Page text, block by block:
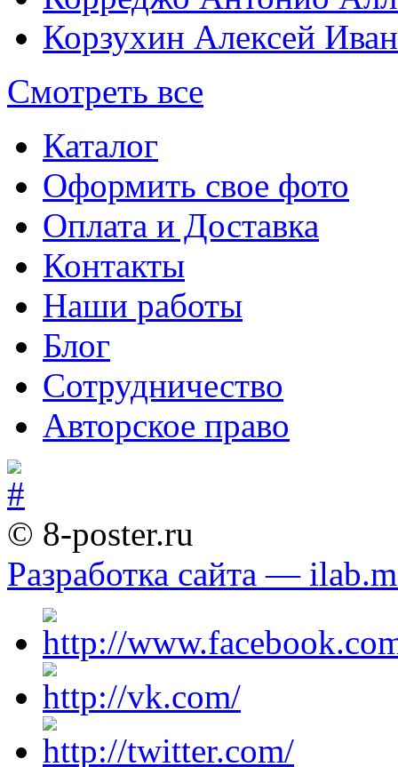
Корзухин Алексей
Смотреть все
Каталог
Оформить свое фото
Оплата и Доставка
Контакты
Наши работы
Блог
Сотрудничество
Авторское право
© 8-poster.ru
Разработка сайта —